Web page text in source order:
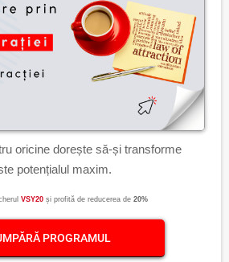
oricine dorește să-și transforme
potențialul maxim.
VSY20și profită de reducerea de 20%
PROGRAMUL